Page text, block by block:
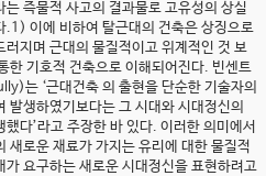
는 즉물적 사고의 결과물로 고유성의 상실
.1) 이에 비하여 탈근대의 건축은 상징으로
러지며 근대의 물질적이고 위계적인 것 보
한 기호적 건축으로 이해되어진다. 빈센트
는 ‘근대건축 의 출현을 단순한 기술자의
발생하였기보다는 그 시대와 시대정신의
다’라고 주장한 바 있다. 이러한 의미에서
새로운 재료가 가지는 유리에 대한 물질적
가 요구하는 새로운 시대정신을 표현하려고